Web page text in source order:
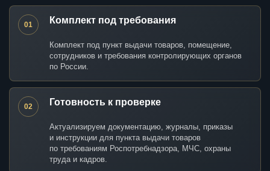
01 Комплект под требования
Комплект под пункт выдачи товаров, помещение,
сотрудников и требования контролирующих органов
по России.
02 Готовность к проверке
Актуализируем документацию, журналы, приказы
и инструкции для пункта выдачи товаров
по требованиям Роспотребнадзора, МЧС, охраны
труда и кадров.